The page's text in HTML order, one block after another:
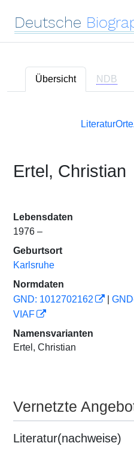
Deutsche
Übersicht NDB
LiteraturOrte
Ertel, Christian
Lebensdaten
1976 –
Geburtsort
Karlsruhe
Normdaten
GND: 1012702162
VIAF
Namensvarianten
Ertel, Christian
Vernetzte
Literatur(nachweise)